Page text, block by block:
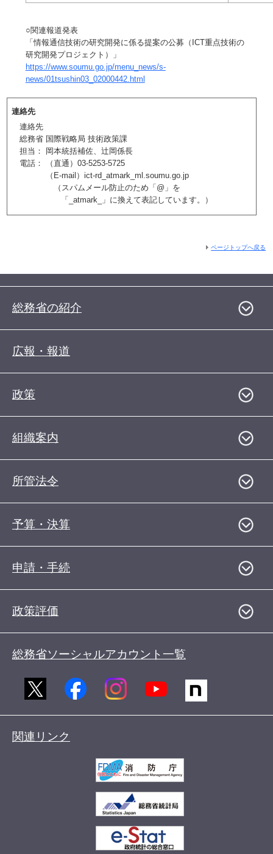
○関連報道発表
「情報通信技術の研究開発に係る提案の公募（ICT重点技術の
研究開発プロジェクト）」
https://www.soumu.go.jp/menu_news/s-
news/01tsushin03_02000442.html
連絡先
連絡先
総務省 国際戦略局 技術政策課
担当： 岡本統括補佐、辻岡係長
電話： （直通）03‐5253‐5725
（E-mail）ict-rd_atmark_ml.soumu.go.jp
（スパムメール防止のため「@」を
「_atmark_」に換えて表記しています。）
ページトップへ戻る
総務省の紹介
広報・報道
政策
組織案内
所管法令
予算・決算
申請・手続
政策評価
総務省ソーシャルアカウント一覧
関連リンク